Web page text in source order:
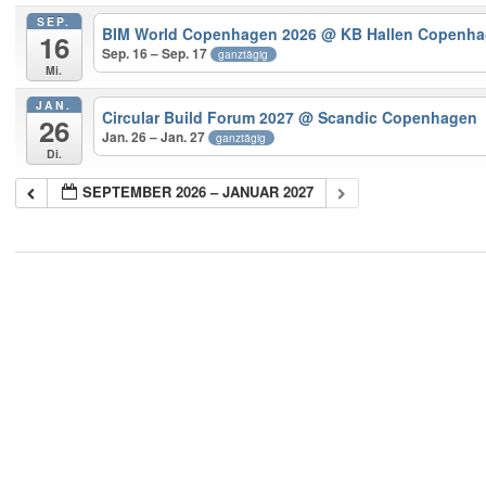
SEP.
16
Mi.
BIM World Copenhagen 2026@ KB Hallen
Sep. 16 – Sep. 17 ganztägig
JAN.
26
Di.
Circular Build Forum 2027@ Scandic Copenhagen
Jan. 26 – Jan. 27 ganztägig
SEPTEMBER 2026 – JANUAR 2027